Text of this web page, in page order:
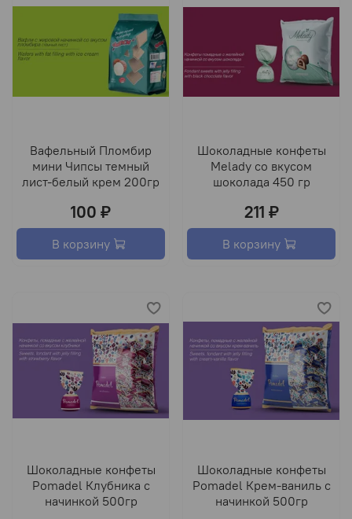
Вафельный Пломбир
мини Чипсы темный
лист-белый крем 200гр
100 ₽
В корзину
Шоколадные конфеты
Melady со вкусом
шоколада 450 гр
211 ₽
В корзину
Шоколадные конфеты
Pomadel Клубника с
начинкой 500гр
Шоколадные конфеты
Pomadel Крем-ваниль с
начинкой 500гр